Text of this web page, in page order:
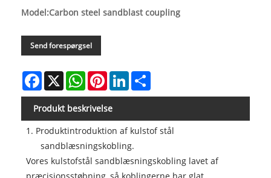
Model:Carbon steel sandblast coupling
Send forespørgsel
Facebook
X WhatsAppPinterestLinkedIn
Produkt beskrivelse
1. Produktintroduktion af kulstof stål
sandblæsningskobling.
Vores kulstofstål sandblæsningskobling lavet af